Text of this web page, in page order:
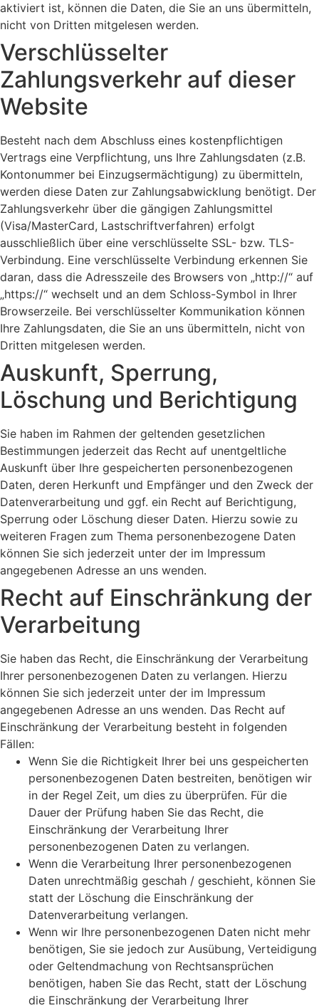
aktiviert ist, können die Daten, die Sie an uns übermitteln,
nicht von Dritten mitgelesen werden.
Verschlüsselter
Zahlungsverkehr auf dieser
Website
Besteht nach dem Abschluss eines kostenpflichtigen
Vertrags eine Verpflichtung, uns Ihre Zahlungsdaten (z.B.
Kontonummer bei Einzugsermächtigung) zu übermitteln,
werden diese Daten zur Zahlungsabwicklung benötigt. Der
Zahlungsverkehr über die gängigen Zahlungsmittel
(Visa/MasterCard, Lastschriftverfahren) erfolgt
ausschließlich über eine verschlüsselte SSL- bzw. TLS-
Verbindung. Eine verschlüsselte Verbindung erkennen Sie
daran, dass die Adresszeile des Browsers von „http://“ auf
„https://“ wechselt und an dem Schloss-Symbol in Ihrer
Browserzeile. Bei verschlüsselter Kommunikation können
Ihre Zahlungsdaten, die Sie an uns übermitteln, nicht von
Dritten mitgelesen werden.
Auskunft, Sperrung,
Löschung und Berichtigung
Sie haben im Rahmen der geltenden gesetzlichen
Bestimmungen jederzeit das Recht auf unentgeltliche
Auskunft über Ihre gespeicherten personenbezogenen
Daten, deren Herkunft und Empfänger und den Zweck der
Datenverarbeitung und ggf. ein Recht auf Berichtigung,
Sperrung oder Löschung dieser Daten. Hierzu sowie zu
weiteren Fragen zum Thema personenbezogene Daten
können Sie sich jederzeit unter der im Impressum
angegebenen Adresse an uns wenden.
Recht auf Einschränkung der
Verarbeitung
Sie haben das Recht, die Einschränkung der Verarbeitung
Ihrer personenbezogenen Daten zu verlangen. Hierzu
können Sie sich jederzeit unter der im Impressum
angegebenen Adresse an uns wenden. Das Recht auf
Einschränkung der Verarbeitung besteht in folgenden
Fällen:
Wenn Sie die Richtigkeit Ihrer bei uns gespeicherten
personenbezogenen Daten bestreiten, benötigen wir
in der Regel Zeit, um dies zu überprüfen. Für die
Dauer der Prüfung haben Sie das Recht, die
Einschränkung der Verarbeitung Ihrer
personenbezogenen Daten zu verlangen.
Wenn die Verarbeitung Ihrer personenbezogenen
Daten unrechtmäßig geschah / geschieht, können Sie
statt der Löschung die Einschränkung der
Datenverarbeitung verlangen.
Wenn wir Ihre personenbezogenen Daten nicht mehr
benötigen, Sie sie jedoch zur Ausübung, Verteidigung
oder Geltendmachung von Rechtsansprüchen
benötigen, haben Sie das Recht, statt der Löschung
die Einschränkung der Verarbeitung Ihrer